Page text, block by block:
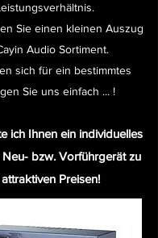
Sie einen kleinen Auszug
Audio Sortiment.
sich für ein bestimmtes
Sie uns einfach ... !
ich Ihnen ein individuelles
bzw. Vorführgerät zu
Preisen!